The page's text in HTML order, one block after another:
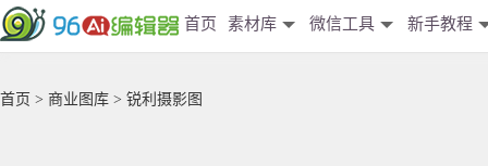
首页 素材库 微信工具 新手教程
首页 > 商业图库 > 锐利摄影图